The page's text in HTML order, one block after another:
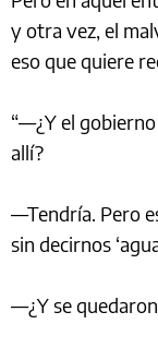
y otra vez, el
eso que quiere
“—¿Y el
allí?
—Tendría. Pero
sin decirnos
—¿Y se